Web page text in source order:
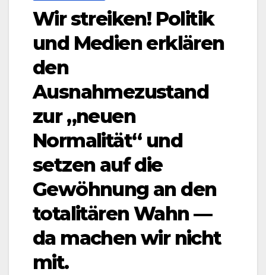
Wir streiken! Politik
und Medien erklären
den
Ausnahmezustand
zur „neuen
Normalität“ und
setzen auf die
Gewöhnung an den
totalitären Wahn —
da machen wir nicht
mit.